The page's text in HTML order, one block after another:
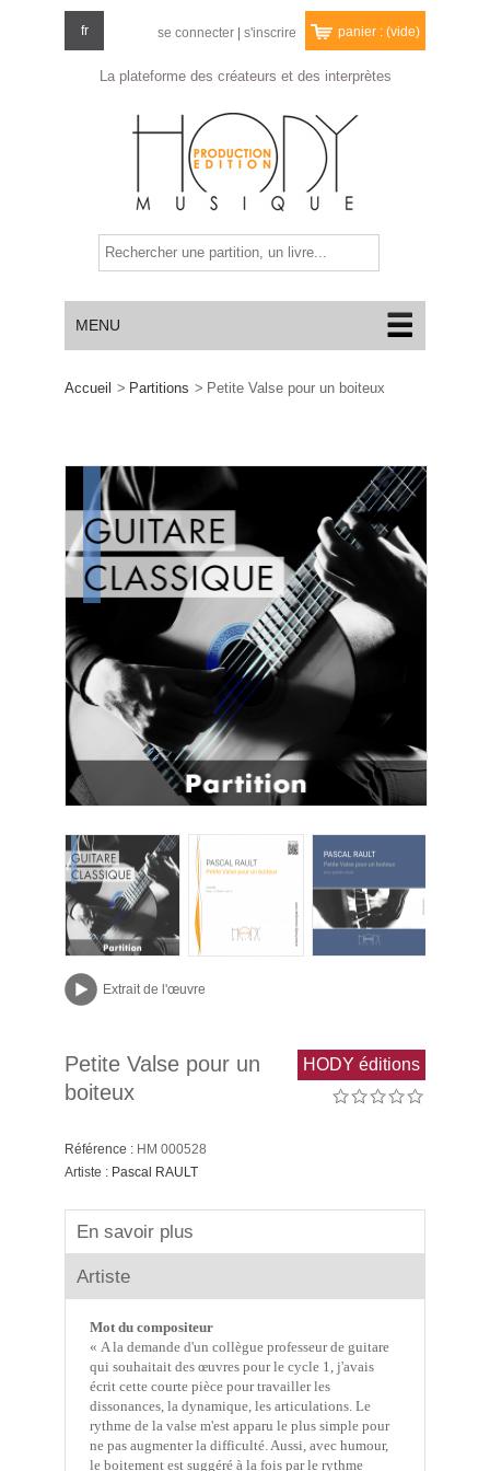
La plateforme des créateurs et des interprètes
fr se connecter s'inscrire panier : (vide)
MENU
Accueil > Partitions > Petite Valse pour un boiteux
Extrait de l'œuvre
Petite Valse pour un
boiteux
HODY éditions
Référence : HM 000528
Artiste : Pascal RAULT
En savoir plus
Artiste
Mot du compositeur
« A la demande d'un collègue professeur de guitare
qui souhaitait des œuvres pour le cycle 1, j'avais
écrit cette courte pièce pour travailler les
dissonances, la dynamique, les articulations. Le
rythme de la valse m'est apparu le plus simple pour
ne pas augmenter la difficulté. Aussi, avec humour,
le boitement est suggéré à la fois par le rythme